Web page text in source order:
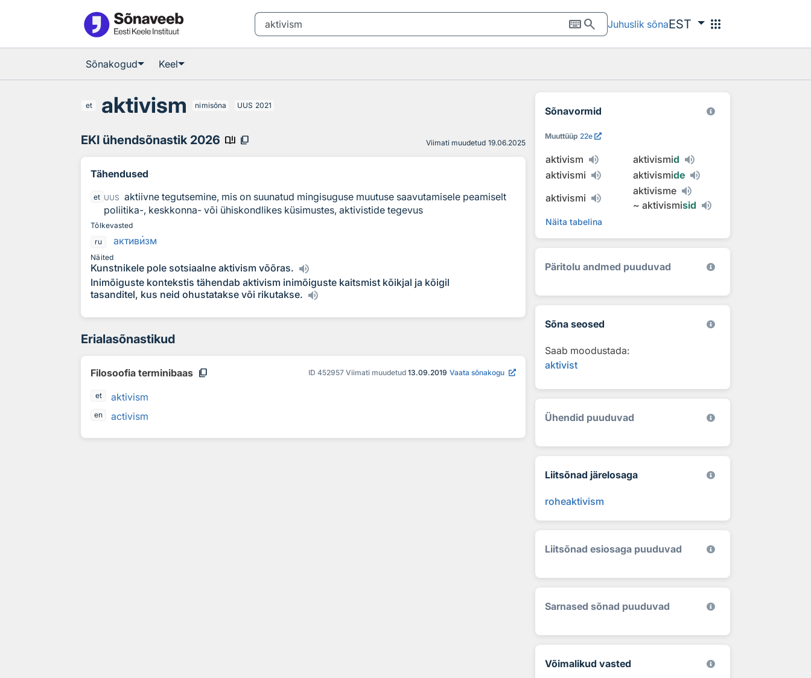
keyboardsearch Juhuslik sõnaEST apps
Sõnakogud Keel
et aktivism nimisõna UUS 2021
EKI ühendsõnastik 2026 book_ribbon content_copy Viimati muudetud 19.06.2025
Tähendused
et UUS aktiivne tegutsemine, mis on suunatud mingisuguse muutuse saavutamisele peamiselt
poliitika-, keskkonna- või ühiskondlikes küsimustes, aktivistide tegevus
Tõlkevasted
ru
активизм
Näited
Kunstnikele pole sotsiaalne aktivism võõras.
Inimõiguste kontekstis tähendab aktivism inimõiguste kaitsmist kõikjal ja kõigil
tasanditel, kus neid ohustatakse või rikutakse.
Erialasõnastikud
Filosoofia terminibaas content_copy ID 452957 Viimati muudetud 13.09.2019 Vaata sõnakogu
et aktivism
en activism
Sõnavormid
Muuttüüp 22e
aktivism aktivismid
aktivismi
aktivismide
aktivismi
aktivisme
~ aktivismisid
Näita tabelina
Päritolu andmed puuduvad
Sõna seosed
Saab moodustada:
aktivist
Ühendid puuduvad
Liitsõnad järelosaga
roheaktivism
Liitsõnad esiosaga puuduvad
Sarnased sõnad puuduvad
Võimalikud vasted